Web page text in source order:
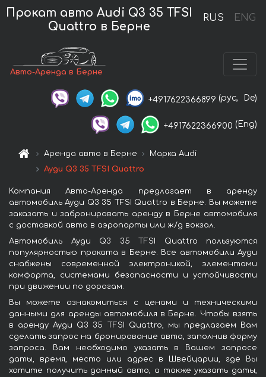
RUS ENG
Прокат авто Audi Q3 35 TFSI
Quattro в Берне
Авто-Аренда в Берне
+4917622366899 (рус, De)
+4917622366900 (Eng)
Аренда авто в Берне
Марка Audi
Ауди Q3 35 TFSI Quattro
Компания Авто-Аренда предлагает в аренду
автомобиль Ауди Q3 35 TFSI Quattro в Берне. Вы можете
заказать и забронировать аренду в Берне автомобиля
с доставкой авто в аэропорты или ж/д вокзал.
Автомобиль Ауди Q3 35 TFSI Quattro пользуются
популярностью проката в Берне. Все автомобили Ауди
снабжены современной электроникой, элементами
комфорта, системами безопасности и устойчивости
при движении по дорогам.
Вы можете ознакомиться с ценами и техническими
данными для аренды автомобиля в Берне. Чтобы взять
в аренду Ауди Q3 35 TFSI Quattro, мы предлагаем Вам
сделать запрос на бронирование авто, заполнив форму
запроса. Вам необходимо указать в Вашем запросе
даты, время, место или адрес в Швейцарии, где Вы
хотите получить данный авто, а также указать даты,